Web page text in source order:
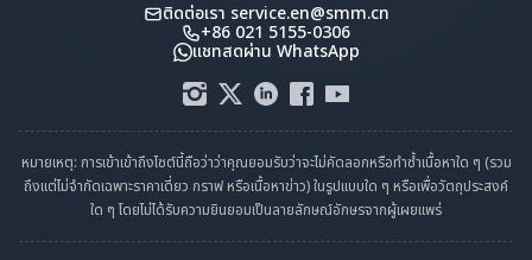
ติดต่อเรา service.en@smm.cn
+86 021 5155-0306
แชทสดผ่าน WhatsApp
หมายเหตุ: การเข้าเข้าถึงไซต์นี้ถือว่าว่าคุณยอมรับว่าจะไม่คัดลอกหรือทำซ้ำเนื้อหาใด ๆ (รวม
ถึงแต่ไม่จำกัดเฉพาะราคาเดี่ยว กราฟ หรือเนื้อหาข่าว) ในรูปแบบใด ๆ หรือเพื่อวัตถุประสงค์
ใด ๆ โดยไม่ได้รับความยินยอมเป็นลายลักษณ์อักษรจากผู้เผยแพร่